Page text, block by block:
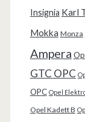
Insignia Karl
Mokka Monza
Ampera
GTC OPC
OPC Opel
Opel Kadett B